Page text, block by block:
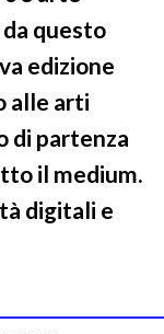
questo
edizione
alle arti
di partenza
il medium.
digitali e